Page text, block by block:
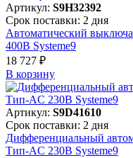
Артикул: S9H32392
Срок поставки: 2 дня
Автоматический
400В Systeme9
18 727 ₽
В корзинy
Артикул: S9D41610
Срок поставки: 2 дня
Дифференциальный
Тип-AC 230В Systeme9